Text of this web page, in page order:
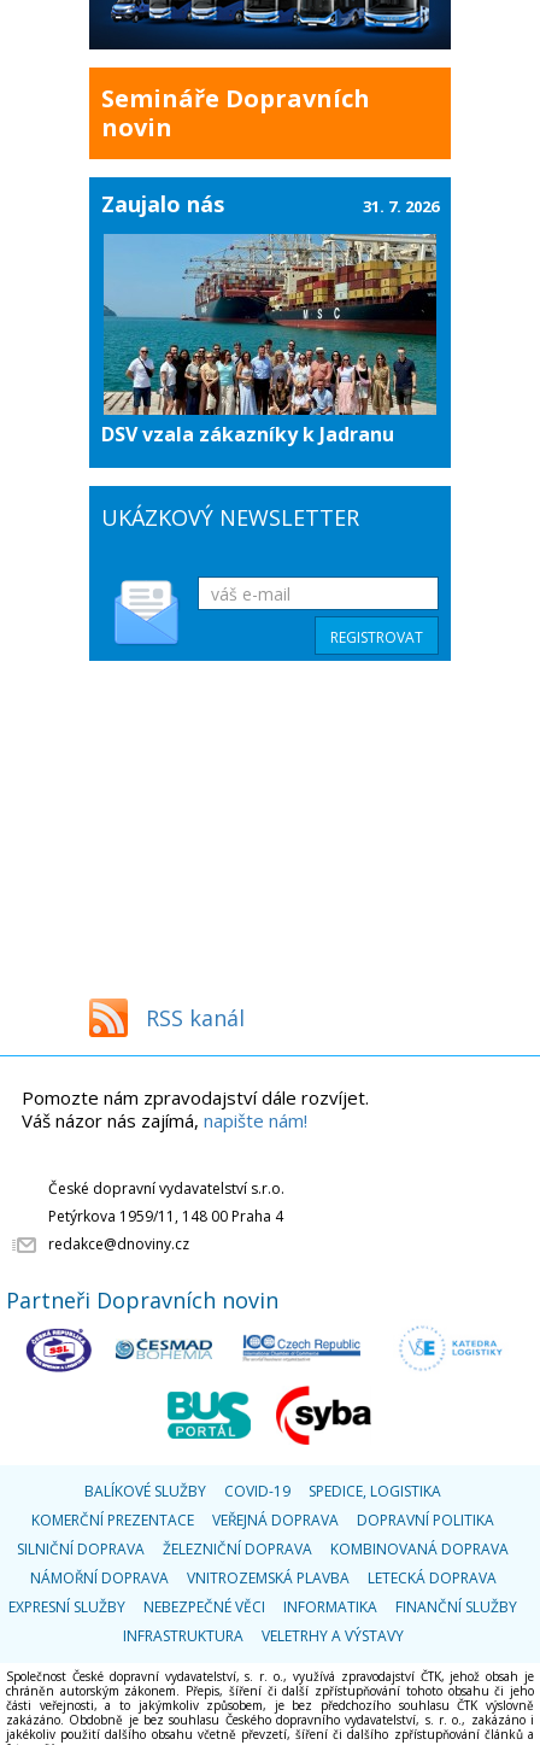
Semináře Dopravních
novin
Zaujalo nás
DSV vzala zákazníky k Jadranu
31. 7. 2026
UKÁZKOVÝ NEWSLETTER
RSS kanál
Pomozte nám zpravodajství dále rozvíjet.
Váš názor nás zajímá, napište nám!
České dopravní vydavatelství s.r.o.
Petýrkova 1959/11, 148 00 Praha 4
redakce@dnoviny.cz
Partneři Dopravních novin
BALÍKOVÉ SLUŽBY COVID-19
SPEDICE, LOGISTIKA
KOMERČNÍ PREZENTACE
VEŘEJNÁ DOPRAVA
DOPRAVNÍ POLITIKA
SILNIČNÍ DOPRAVA
ŽELEZNIČNÍ DOPRAVA
KOMBINOVANÁ DOPRAVA
NÁMOŘNÍ DOPRAVA
VNITROZEMSKÁ PLAVBA
LETECKÁ DOPRAVA
EXPRESNÍ SLUŽBY
NEBEZPEČNÉ VĚCI INFORMATIKA
FINANČNÍ SLUŽBY
INFRASTRUKTURA
VELETRHY A VÝSTAVY
Společnost České dopravní vydavatelství, s. r. o., využívá zpravodajství ČTK, jehož obsah je
chráněn autorským zákonem. Přepis, šíření či další zpřístupňování tohoto obsahu či jeho
části veřejnosti, a to jakýmkoliv způsobem, je bez předchozího souhlasu ČTK výslovně
zakázáno. Obdobně je bez souhlasu Českého dopravního vydavatelství, s. r. o., zakázáno i
jakékoliv použití dalšího obsahu včetně převzetí, šíření či dalšího zpřístupňování článků a